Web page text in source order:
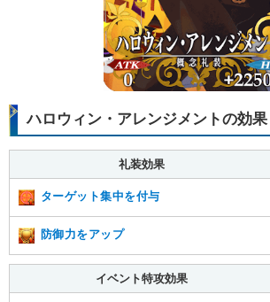
ハロウィン・アレンジメントの効果
礼装効果
ターゲット集中を付与
防御力をアップ
イベント特攻効果